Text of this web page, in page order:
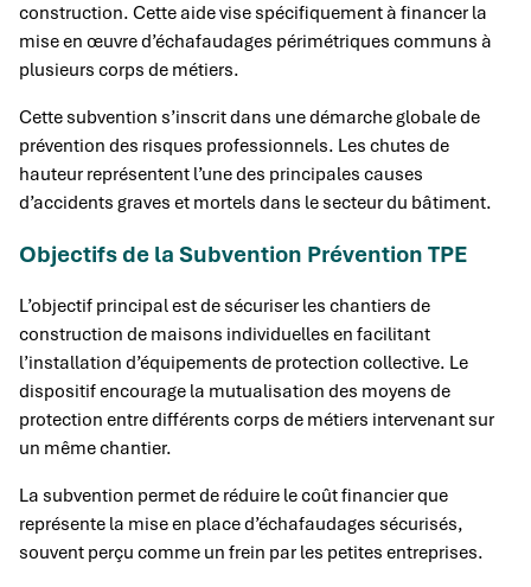
construction. Cette aide vise spécifiquement à financer la
mise en œuvre d’échafaudages périmétriques communs à
plusieurs corps de métiers.
Cette subvention s’inscrit dans une démarche globale de
prévention des risques professionnels. Les chutes de
hauteur représentent l’une des principales causes
d’accidents graves et mortels dans le secteur du bâtiment.
Objectifs de la Subvention Prévention TPE
L’objectif principal est de sécuriser les chantiers de
construction de maisons individuelles en facilitant
l’installation d’équipements de protection collective. Le
dispositif encourage la mutualisation des moyens de
protection entre différents corps de métiers intervenant sur
un même chantier.
La subvention permet de réduire le coût financier que
représente la mise en place d’échafaudages sécurisés,
souvent perçu comme un frein par les petites entreprises.